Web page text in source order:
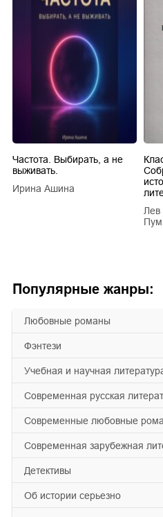
Популярные жанры:
любовные романы
фэнтези
учебная и научная
современная русская
современные любовные
современная зарубежная
детективы
об истории серьезно
Частота. Выбирать, а не
выживать.
Ирина Ашина
Лев